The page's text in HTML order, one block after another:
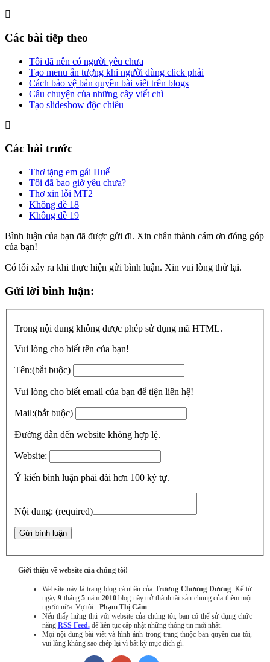
Các bài tiếp theo
Tôi đã nên có người yêu chưa
Tạo menu ấn tượng khi người dùng click phải
Cách bảo vệ bản quyền bài viết trên blogs
Câu chuyện của những cây viết chì
Tạo slideshow độc chiêu
Các bài trước
Thơ tặng em gái Huế
Tôi đã bao giờ yêu chưa?
Thơ xin lỗi MT2
Không đề 18
Không đề 19
Bình luận của bạn đã được gửi đi. Xin chân thành cám ơn đóng góp
của bạn!
Có lỗi xảy ra khi thực hiện gửi bình luận. Xin vui lòng thử lại.
Gửi lời bình luận:
Trong nội dung không được phép sử dụng mã HTML.
Vui lòng cho biết tên của bạn!
Tên:(bắt buộc)
Vui lòng cho biết email của bạn để tiện liên hệ!
Mail:(bắt buộc)
Đường dẫn đến website không hợp lệ.
Website:
Ý kiến bình luận phải dài hơn 100 ký tự.
Nội dung: (required)
Giới thiệu về website của chúng tôi!
Website này là trang blog cá nhân củaTrương Chương Dương. Kể từ
ngày9 tháng5 năm 2010blog này trở thành tài sản chung của thêm một
người nữa: Vợ tôi - Phạm Thị Cẩm
Nếu thấy hứng thú với website của chúng tôi, bạn có thể sử dụng chức
năng RSS Feed.để liên tục cập nhật những thông tin mới nhất.
Mọi nội dung bài viết và hình ảnh trong trang thuộc bản quyền của tôi,
vui lòng không sao chép lại vì bất kỳ mục đích gì.